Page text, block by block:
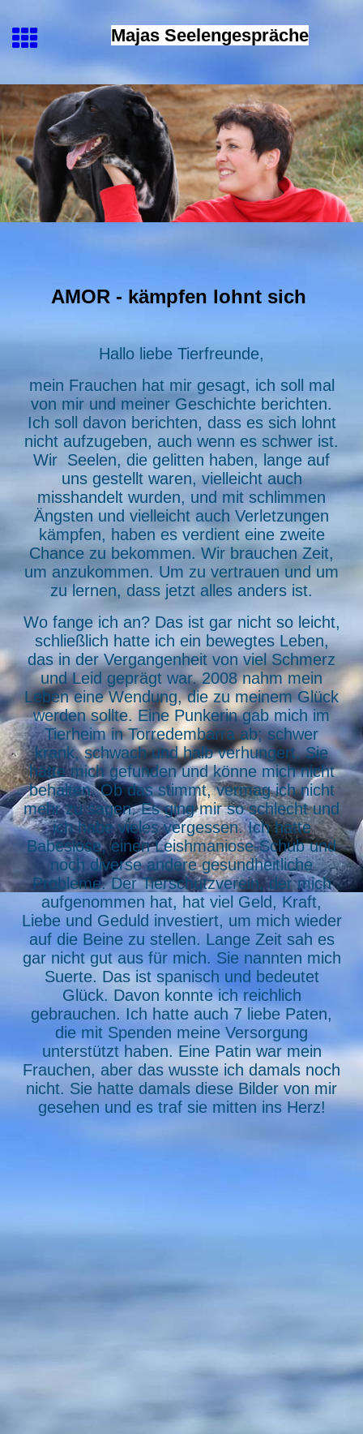
Majas Seelengespräche
AMOR - kämpfen lohnt sich
Hallo liebe Tierfreunde,
mein Frauchen hat mir gesagt, ich soll mal
von mir und meiner Geschichte berichten.
Ich soll davon berichten, dass es sich lohnt
nicht aufzugeben, auch wenn es schwer ist.
Wir Seelen, die gelitten haben, lange auf
uns gestellt waren, vielleicht auch
misshandelt wurden, und mit schlimmen
Ängsten und vielleicht auch Verletzungen
kämpfen, haben es verdient eine zweite
Chance zu bekommen. Wir brauchen Zeit,
um anzukommen. Um zu vertrauen und um
zu lernen, dass jetzt alles anders ist.
Wo fange ich an? Das ist gar nicht so leicht,
schließlich hatte ich ein bewegtes Leben,
das in der Vergangenheit von viel Schmerz
und Leid geprägt war. 2008 nahm mein
Leben eine Wendung, die zu meinem Glück
werden sollte. Eine Punkerin gab mich im
Tierheim in Torredembarra ab; schwer
krank, schwach und halb verhungert. Sie
hätte mich gefunden und könne mich nicht
behalten. Ob das stimmt, vermag ich nicht
mehr zu sagen. Es ging mir so schlecht und
ich habe vieles vergessen. Ich hatte
Babesiose, einen Leishmaniose-Schub und
noch diverse andere gesundheitliche
Probleme. Der Tierschutzverein, der mich
aufgenommen hat, hat viel Geld, Kraft,
Liebe und Geduld investiert, um mich wieder
auf die Beine zu stellen. Lange Zeit sah es
gar nicht gut aus für mich. Sie nannten mich
Suerte. Das ist spanisch und bedeutet
Glück. Davon konnte ich reichlich
gebrauchen. Ich hatte auch 7 liebe Paten,
die mit Spenden meine Versorgung
unterstützt haben. Eine Patin war mein
Frauchen, aber das wusste ich damals noch
nicht. Sie hatte damals diese Bilder von mir
gesehen und es traf sie mitten ins Herz!